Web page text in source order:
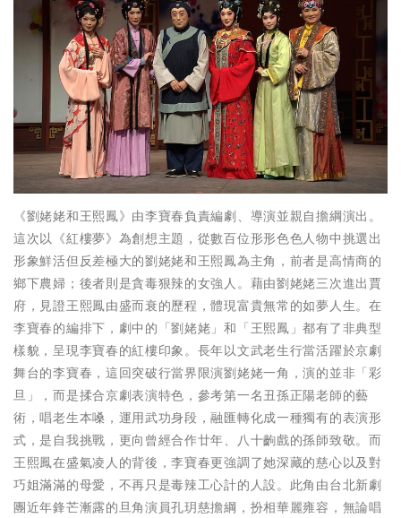
《劉姥姥和王熙鳳》由李寶春負責編劇、導演並親自擔綱演出。
這次以《紅樓夢》為創想主題，從數百位形形色色人物中挑選出
形象鮮活但反差極大的劉姥姥和王熙鳳為主角，前者是高情商的
鄉下農婦；後者則是貪毒狠辣的女強人。藉由劉姥姥三次進出賈
府，見證王熙鳳由盛而衰的歷程，體現富貴無常的如夢人生。在
李寶春的編排下，劇中的「劉姥姥」和「王熙鳳」都有了非典型
樣貌，呈現李寶春的紅樓印象。長年以文武老生行當活躍於京劇
舞台的李寶春，這回突破行當界限演劉姥姥一角，演的並非「彩
旦」，而是揉合京劇表演特色，參考第一名丑孫正陽老師的藝
術，唱老生本嗓，運用武功身段，融匯轉化成一種獨有的表演形
式，是自我挑戰，更向曾經合作廿年、八十齣戲的孫師致敬。而
王熙鳳在盛氣凌人的背後，李寶春更強調了她深藏的慈心以及對
巧姐滿滿的母愛，不再只是毒辣工心計的人設。此角由台北新劇
團近年鋒芒漸露的旦角演員孔玥慈擔綱，扮相華麗雍容，無論唱